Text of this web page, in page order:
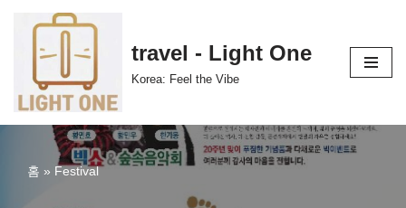
츠
로
travel - Light One
Korea: Feel the Vibe
홈 » Festival